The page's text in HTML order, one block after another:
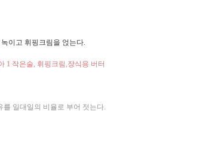
이고 휘핑크림을 얹는다.
1 작은술, 휘핑크림,장식용 버터
를 일대일의 비율로 부어 젓는다.